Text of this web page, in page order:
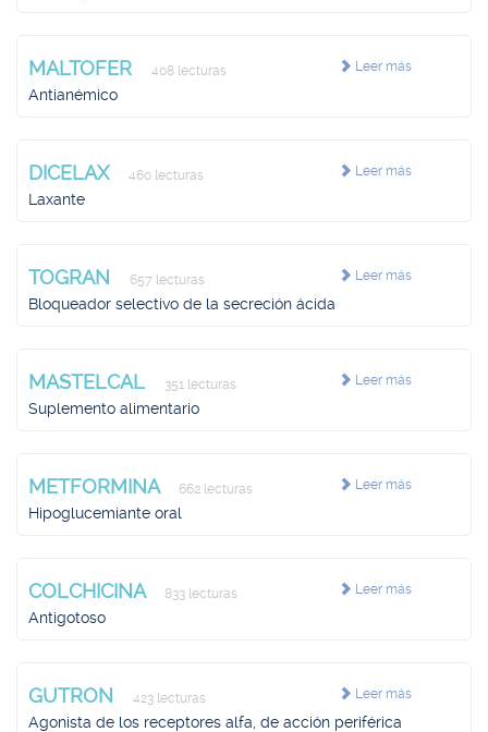
Leer más
MALTOFER 408 lecturas
Antianémico
Leer más
DICELAX 460 lecturas
Laxante
Leer más
TOGRAN 657 lecturas
Bloqueador selectivo de la secreción ácida
Leer más
MASTELCAL 351 lecturas
Suplemento alimentario
Leer más
METFORMINA 662 lecturas
Hipoglucemiante oral
Leer más
COLCHICINA 833 lecturas
Antigotoso
Leer más
GUTRON 423 lecturas
Agonista de los receptores alfa, de acción periférica